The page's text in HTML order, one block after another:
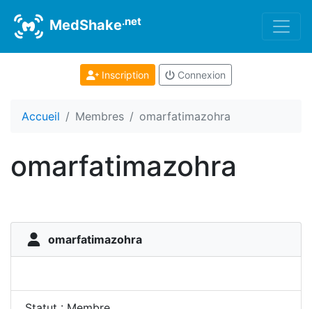
MedShake.net
Inscription Connexion
Accueil Membres omarfatimazohra
omarfatimazohra
omarfatimazohra